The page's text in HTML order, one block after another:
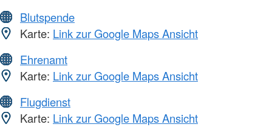
Blutspende
Karte: Link zur Google Maps Ansicht
Ehrenamt
Karte: Link zur Google Maps Ansicht
Flugdienst
Karte: Link zur Google Maps Ansicht